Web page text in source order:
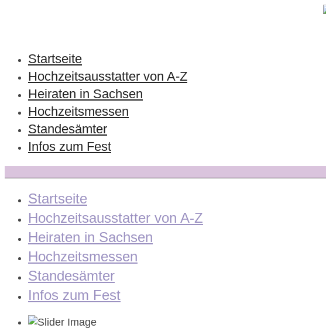
Startseite
Hochzeitsausstatter von A-Z
Heiraten in Sachsen
Hochzeitsmessen
Standesämter
Infos zum Fest
Startseite
Hochzeitsausstatter von A-Z
Heiraten in Sachsen
Hochzeitsmessen
Standesämter
Infos zum Fest